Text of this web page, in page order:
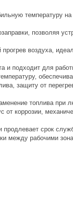
температуру
позволяя
воздуха,
и подходит для
защиту от
топлива при
коррозии,
срок
между рабочими